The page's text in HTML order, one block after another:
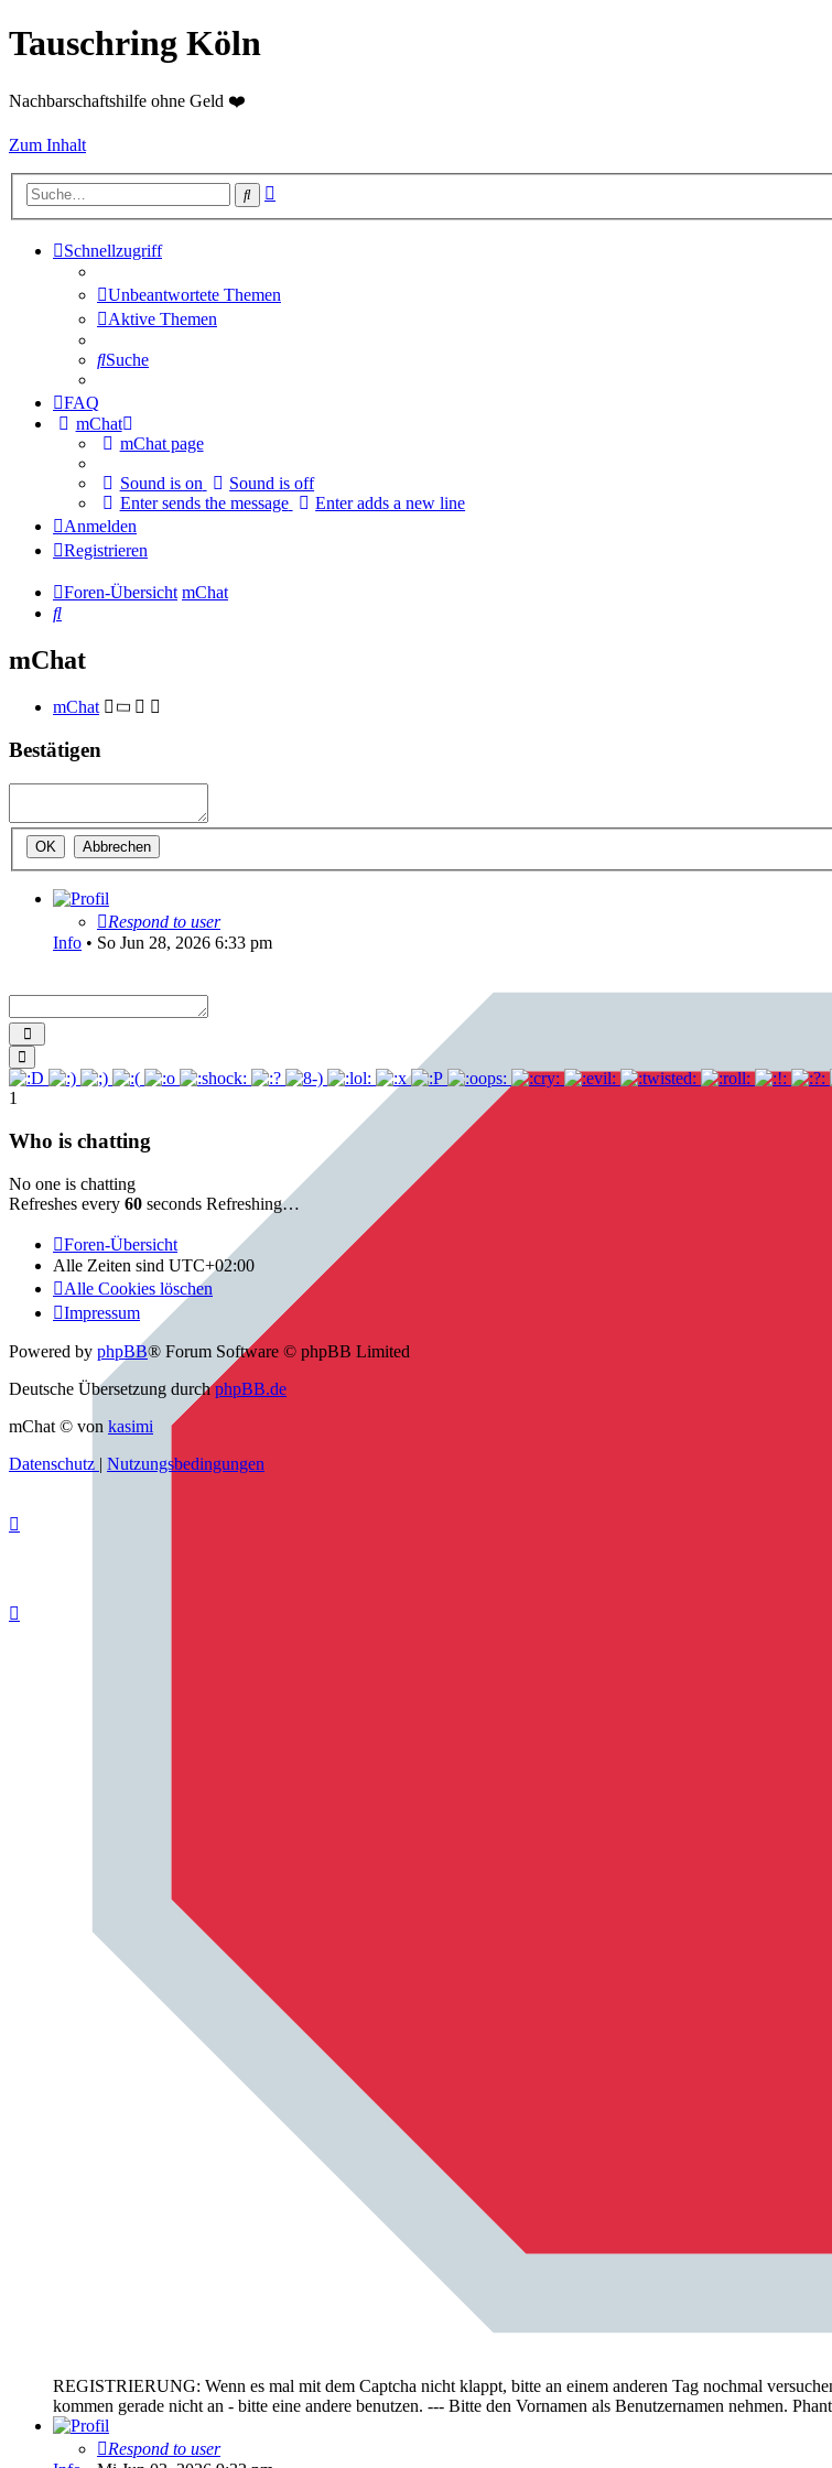
Tauschring Köln
Nachbarschaftshilfe ohne Geld ❤️
Zum Inhalt
Suche
Schnellzugriff
Unbeantwortete Themen
Aktive Themen
Suche
FAQ
mChat
mChat page
Sound is on
Sound is off
Enter sends the message
Enter adds a new line
Anmelden
Registrieren
Foren-Übersicht mChat
Suche
mChat
mChat
Bestätigen
Respond to user
Info • So Jun 28, 2026 6:33 pm
REGISTRIERUNG: Wenn es mal mit dem Captcha nicht klappt, bitte an einem anderen Tag nochmal
kommen gerade nicht an - bitte eine andere benutzen. --- Bitte den Vornamen als Benutzernamen nehmen.
Respond to user
1
Who is chatting
No one is chatting
Refreshes every 60 seconds Refreshing…
Foren-Übersicht
Alle Zeiten sind UTC+02:00
Alle Cookies löschen
Impressum
Powered by phpBB® Forum Software © phpBB Limited
Deutsche Übersetzung durchphpBB.de
mChat © von kasimi
Datenschutz | Nutzungsbedingungen